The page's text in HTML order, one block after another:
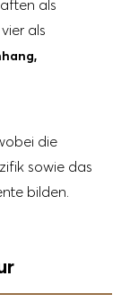
als
als
die
sowie das
bilden.